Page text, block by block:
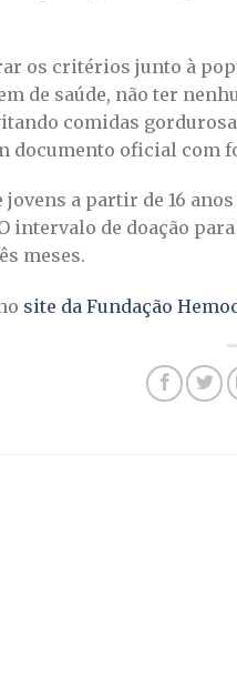
os critérios junto à
de saúde, não ter
comidas
documento oficial com
jovens a partir de 16
intervalo de doação
meses.
site da Fundação